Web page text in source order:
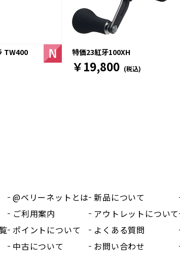
TW400 特価23紅牙100XH
￥19,800 (税込)
@ベリーネットとは
ご利用案内
ポイントについて
中古について
新品について
アウトレットについて
よくある質問
お問い合わせ